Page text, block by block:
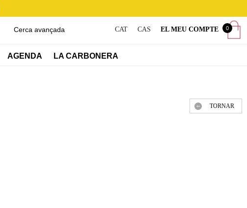
CAT CAS EL MEU COMPTE 0
AGENDA LA CARBONERA
Cerca avançada
TORNAR